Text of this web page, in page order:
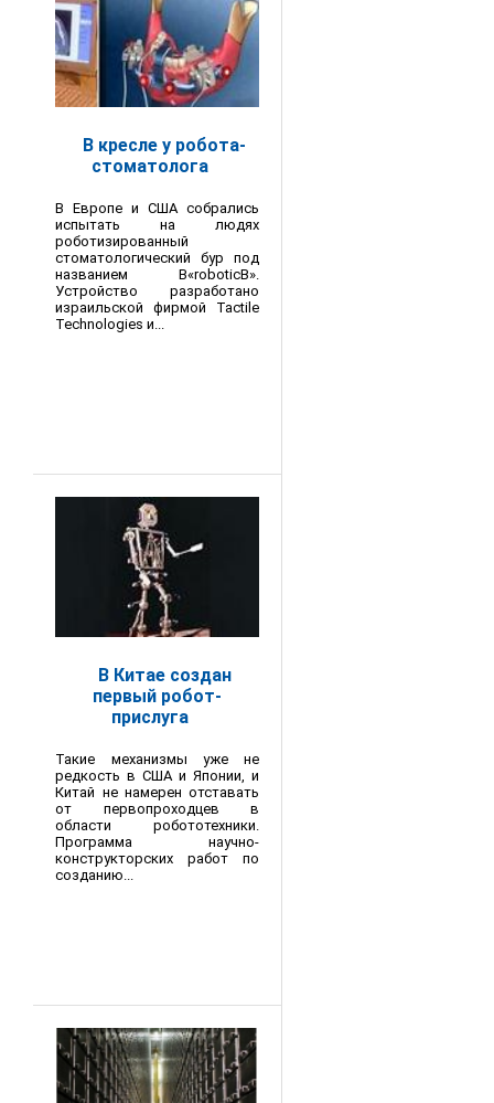
В кресле у робота-
стоматолога
В Европе и США собрались
испытать на людях
роботизированный
стоматологический бур под
названием В«roboticВ».
Устройство разработано
израильской фирмой Tactile
Technologies и...
В Китае создан
первый робот-
прислуга
Такие механизмы уже не
редкость в США и Японии, и
Китай не намерен отставать
от первопроходцев в
области робототехники.
Программа научно-
конструкторских работ по
созданию...